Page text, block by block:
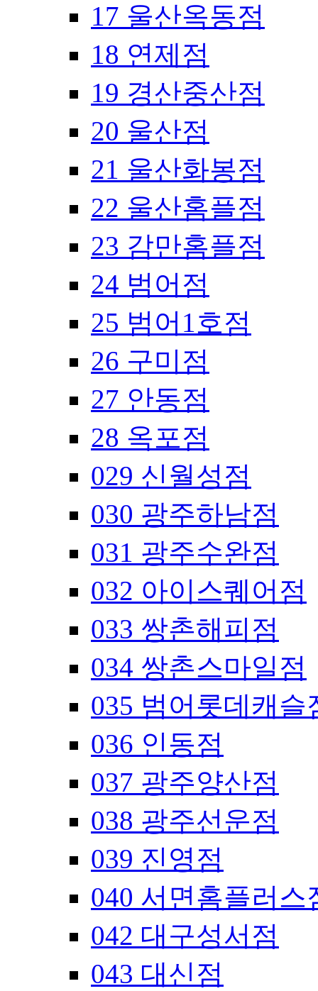
17 울산옥동점
18 연제점
19 경산중산점
20 울산점
21 울산화봉점
22 울산홈플점
23 감만홈플점
24 범어점
25 범어1호점
26 구미점
27 안동점
28 옥포점
029 신월성점
030 광주하남점
031 광주수완점
032 아이스퀘어점
033 쌍촌해피점
034 쌍촌스마일점
035 범어롯데캐슬
036 인동점
037 광주양산점
038 광주선운점
039 진영점
040 서면홈플러스
042 대구성서점
043 대신점